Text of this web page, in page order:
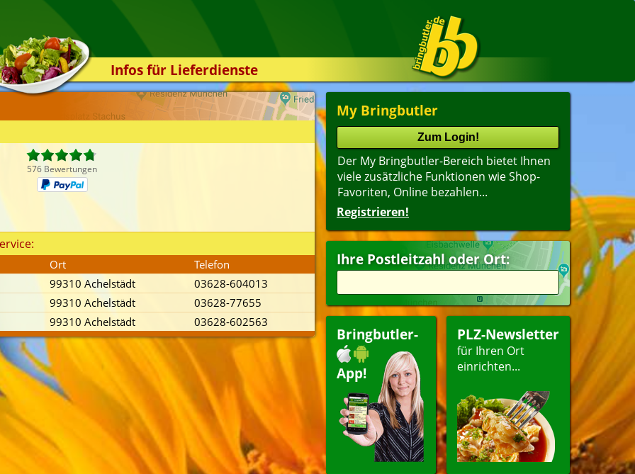
Infos für Lieferdienste
Kassensystem
Zuverlässigkeit
Übertragung
Kontakt
My Bringbutler
Der My Bringbutler-Bereich bietet Ihnen
viele zusätzliche Funktionen wie Shop-
Favoriten, Online bezahlen...
Registrieren!
Ihre Postleitzahl oder Ort:
Bringbutler-
App!
PLZ-Newsletter
für Ihren Ort
einrichten...
576 Bewertungen
Ort
Telefon
99310 Achelstädt
03628-604013
99310 Achelstädt
03628-77655
99310 Achelstädt 03628-602563